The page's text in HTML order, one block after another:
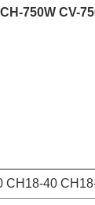
750W CV-
40